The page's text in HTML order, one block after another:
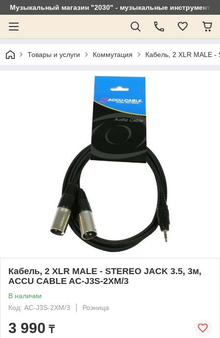
Музыкальный магазин "2030" - музыкальные
Товары и услуги Коммутация Кабель, 2 XLR MALE -
Кабель, 2 XLR MALE - STEREO JACK 3.5, 3м,
ACCU CABLE AC-J3S-2XM/3
В наличии
Код: AC-J3S-2XM/3
Розница
3 990 ₸